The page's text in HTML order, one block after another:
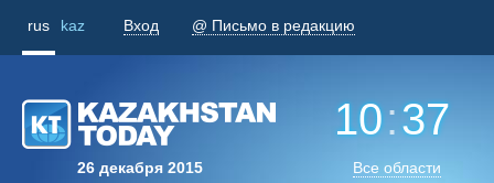
rus kaz Вход @ Письмо в редакцию
26 декабря 2015
10:37
Все области